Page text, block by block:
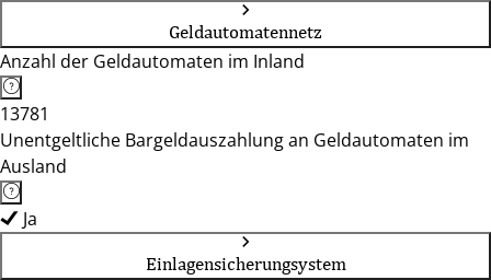
Geldautomatennetz
Anzahl der Geldautomaten im Inland
13781
Unentgeltliche Bargeldauszahlung an Geldautomaten im
Ausland
Ja
Einlagensicherungsystem